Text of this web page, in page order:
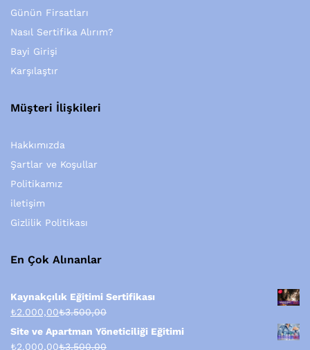
Günün Firsatları
Nasıl Sertifika Alırım?
Bayi Girişi
Karşılaştır
Müşteri İlişkileri
Hakkımızda
Şartlar ve Koşullar
Politikamız
iletişim
Gizlilik Politikası
En Çok Alınanlar
Kaynakçılık Eğitimi Sertifikası
₺2.000,00₺3.500,00
Site ve Apartman Yöneticiliği Eğitimi
₺2.000,00₺3.500,00